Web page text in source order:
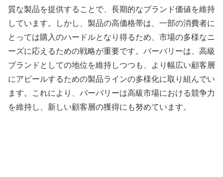
質な製品を提供することで、長期的なブランド価値を維持
しています。しかし、製品の高価格帯は、一部の消費者に
とっては購入のハードルとなり得るため、市場の多様なニ
ーズに応えるための戦略が重要です。バーバリーは、高級
ブランドとしての地位を維持しつつも、より幅広い顧客層
にアピールするための製品ラインの多様化に取り組んでい
ます。これにより、バーバリーは高級市場における競争力
を維持し、新しい顧客層の獲得にも努めています。